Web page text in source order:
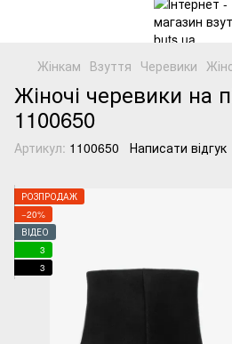
Жінкам Взуття Черевики
Жіночі черевики на
1100650
Артикул: 1100650 Написати відгук
РОЗПРОДАЖ
−20%
ВІДЕО
3
3